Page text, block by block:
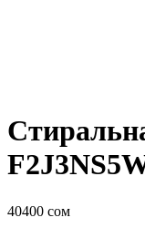
40400 сом